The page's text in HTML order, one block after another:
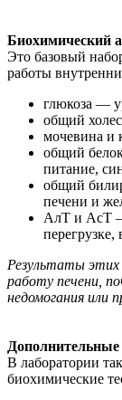
Биохимический
Это базовый
работы
глюкоза —
общий
мочевина и
общий
питание,
общий
печени и
АлТ и АсТ —
Результаты этих
работу печени,
недомогания или
Дополнительные
В лаборатории
биохимические